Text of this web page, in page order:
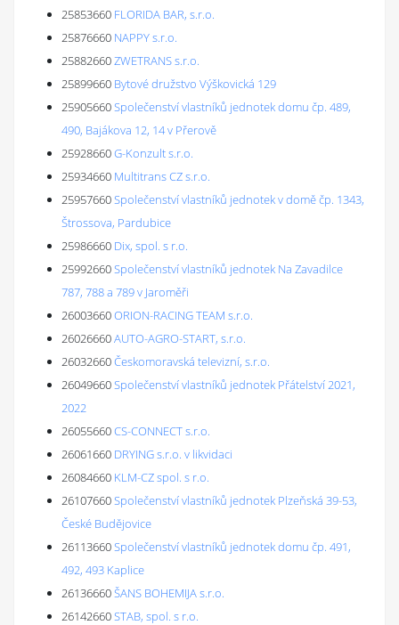
25853660 FLORIDA BAR, s.r.o.
25876660 NAPPY s.r.o.
25882660ZWETRANS s.r.o.
25899660 Bytové družstvo Výškovická 129
25905660Společenství vlastníků jednotek domu čp. 489,
490, Bajákova 12, 14 v Přerově
25928660G-Konzult s.r.o.
25934660 Multitrans CZ s.r.o.
25957660Společenství vlastníků jednotek v domě čp. 1343,
Štrossova, Pardubice
25986660 Dix, spol. s r.o.
25992660Společenství vlastníků jednotek Na Zavadilce
787, 788 a 789 v Jaroměři
26003660ORION-RACING TEAM s.r.o.
26026660AUTO-AGRO-START, s.r.o.
26032660Českomoravská televizní, s.r.o.
26049660Společenství vlastníků jednotek Přátelství 2021,
2022
26055660CS-CONNECT s.r.o.
26061660 DRYING s.r.o. v likvidaci
26084660 KLM-CZ spol. s r.o.
26107660Společenství vlastníků jednotek Plzeňská 39-53,
České Budějovice
26113660Společenství vlastníků jednotek domu čp. 491,
492, 493 Kaplice
26136660ŠANS BOHEMIJA s.r.o.
26142660STAB, spol. s r.o.